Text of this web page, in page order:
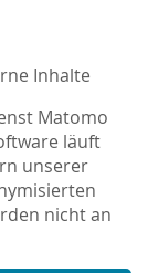
Inhalte
Matomo
läuft
unserer
nicht an